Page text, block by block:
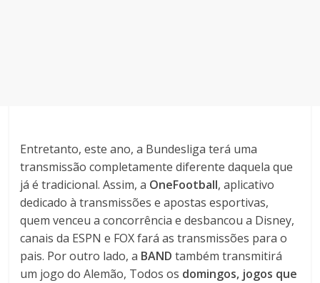
Entretanto, este ano, a Bundesliga terá uma
transmissão completamente diferente daquela que
já é tradicional. Assim, a OneFootball, aplicativo
dedicado à transmissões e apostas esportivas,
quem venceu a concorrência e desbancou a Disney,
canais da ESPN e FOX fará as transmissões para o
pais. Por outro lado, a BAND também transmitirá
um jogo do Alemão, Todos os domingos, jogos que